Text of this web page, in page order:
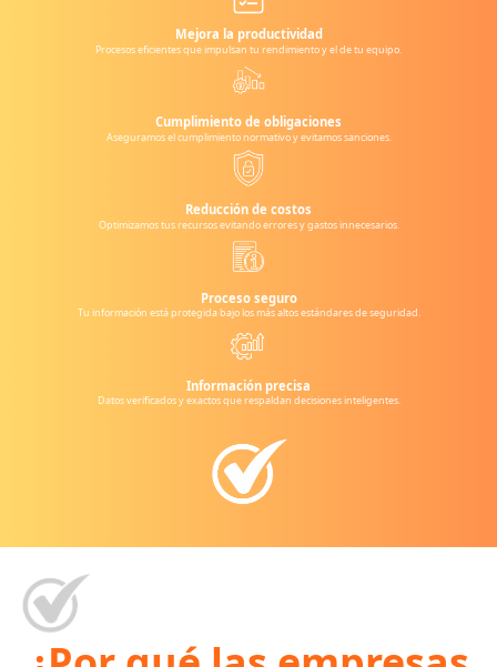
Mejora la productividad
Procesos eficientes que impulsan tu rendimiento y el de tu equipo.
Cumplimiento de obligaciones
Aseguramos el cumplimiento normativo y evitamos sanciones.
Reducción de costos
Optimizamos tus recursos evitando errores y gastos innecesarios.
Proceso seguro
Tu información está protegida bajo los más altos estándares de seguridad.
Información precisa
Datos verificados y exactos que respaldan decisiones inteligentes.